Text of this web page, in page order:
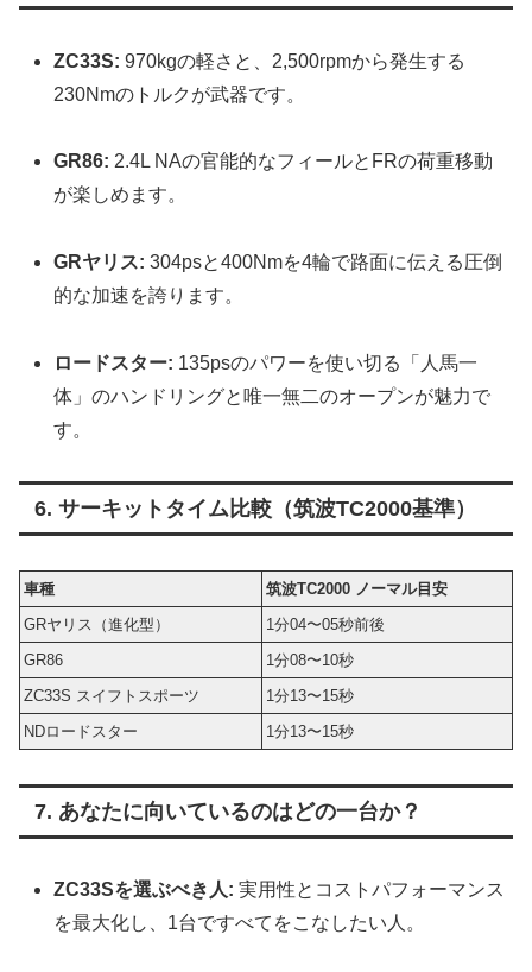
ZC33S: 970kgの軽さと、2,500rpmから発生する
230Nmのトルクが武器です。
GR86: 2.4L NAの官能的なフィールとFRの荷重移動
が楽しめます。
GRヤリス: 304psと400Nmを4輪で路面に伝える圧倒
的な加速を誇ります。
ロードスター: 135psのパワーを使い切る「人馬一
体」のハンドリングと唯一無二のオープンが魅力で
す。
6. サーキットタイム比較（筑波TC2000基準）
車種
筑波TC2000 ノーマル目安
GRヤリス（進化型）
1分04〜05秒前後
GR86
1分08〜10秒
ZC33S スイフトスポーツ
1分13〜15秒
NDロードスター
1分13〜15秒
7. あなたに向いているのはどの一台か？
ZC33Sを選ぶべき人: 実用性とコストパフォーマンス
を最大化し、1台ですべてをこなしたい人。